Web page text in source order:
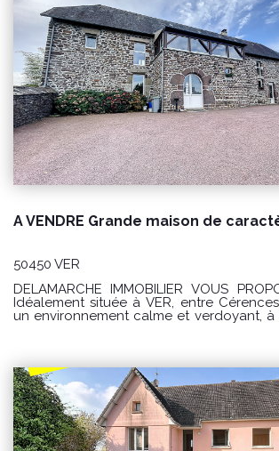
faisant office de pièce palière
chambres avec placards. A L'EXTERIEUR : Un garage
attenant à la maison ainsi qu'un
agréable avec le jardin. Le tout sur un terrain d'environ 1
600 m², parfait pour profiter pleinement
calme environnant. CLASSE ENERGIE : E (260) - CLASSE
CLIMAT : B (9) Montant estimé des dépenses annuelles
d'énergie pour un usage standard : entre 1490€ et 2080 €
/ an Prix moyens des énergies indexés
2022 et 2023 (abonnements compris) "Les informations sur
les risques auxquels ce bien est
sur le site Géorisques : www.georisques.gouv.fr"
000€ Euros honoraire charge vendeur
10209MB Pour visiter contacter Delamarche immobilier
50450 VER
DELAMARCHE IMMOBILIER VOUS PROPOSE :
Idéalement située à VER, entre
un environnement calme et verdoyant, à
chaleureuse. Au rez-de-chaussée : une entrée
accueillante avec placard et
cuisine/buanderie fonctionnelle, une
équipée donnant sur une spacieuse et
vie, agrémentée par une cheminée
sur le salon, ainsi qu'une salle d'eau